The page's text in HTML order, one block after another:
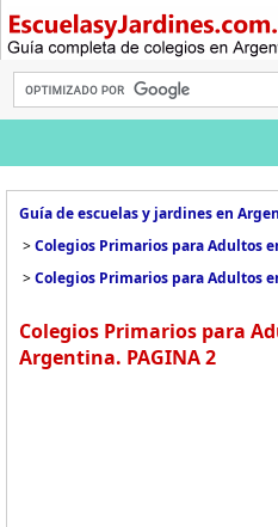
Guía de escuelas y jardines en
>Colegios Primarios para Adultos
>Colegios Primarios para Adultos
Colegios Primarios para
Argentina. PAGINA 2